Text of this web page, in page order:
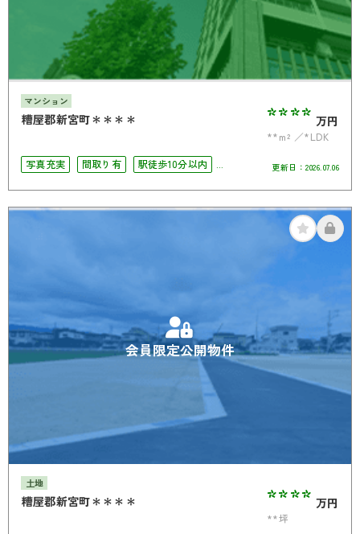
マンション
糟屋郡新宮町＊＊＊＊ **** 万円
**m²
*LDK
写真充実
間取り有
駅徒歩10分以内
オートロック
角部屋
更新日： 2026.07.06
会員限定公開物件
土地
糟屋郡新宮町＊＊＊＊ **** 万円
**坪